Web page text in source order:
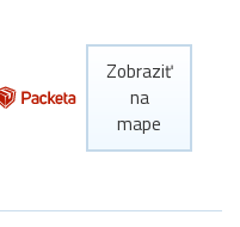
Zobraziť
na
mape